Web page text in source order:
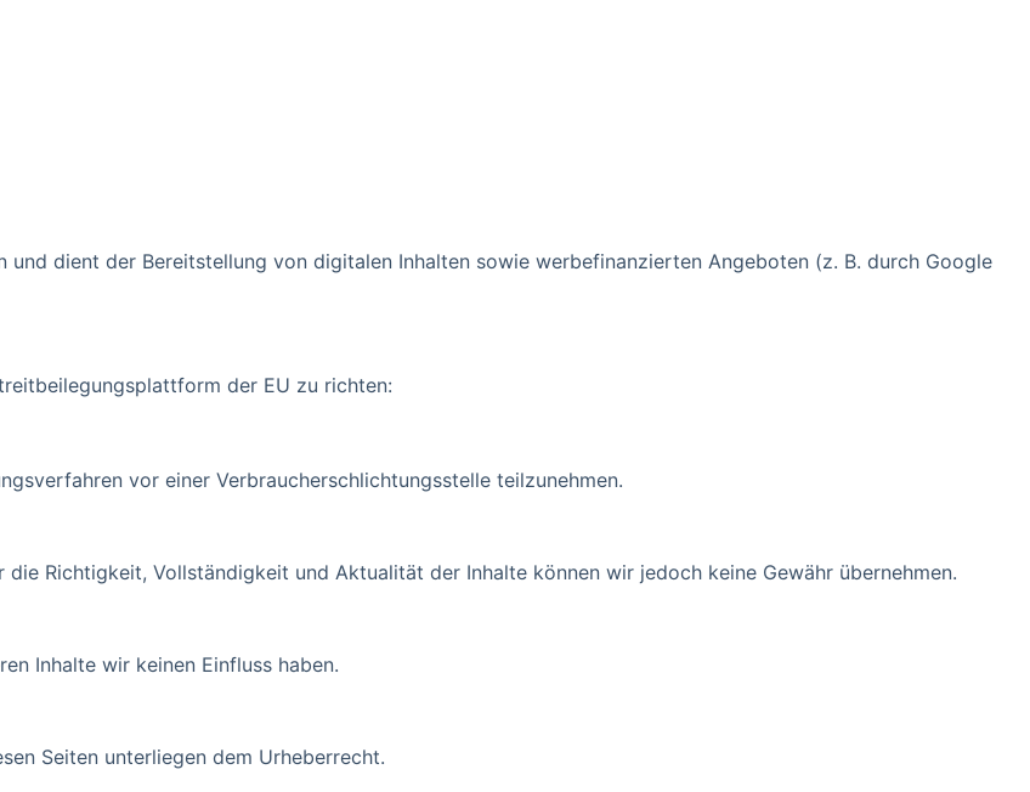
dient der Bereitstellung von digitalen Inhalten sowie werbefinanzierten Angeboten (z. B. durch Google
der EU zu richten:
vor einer Verbraucherschlichtungsstelle teilzunehmen.
Richtigkeit, Vollständigkeit und Aktualität der Inhalte können wir jedoch keine Gewähr übernehmen.
Inhalte wir keinen Einfluss haben.
Seiten unterliegen dem Urheberrecht.